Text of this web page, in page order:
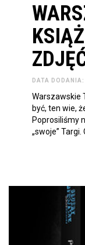
DATA
Warszawskie
być, ten wie,
Poprosiliśmy
„swoje”